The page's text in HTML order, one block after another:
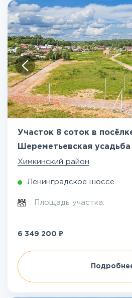
Участок 8 соток в
Шереметьевская усадьба
Химкинский район
Ленинградское шоссе
Площадь участка:
6 349 200 ₽